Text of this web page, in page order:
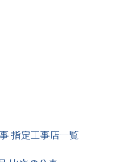
指定工事店一覧